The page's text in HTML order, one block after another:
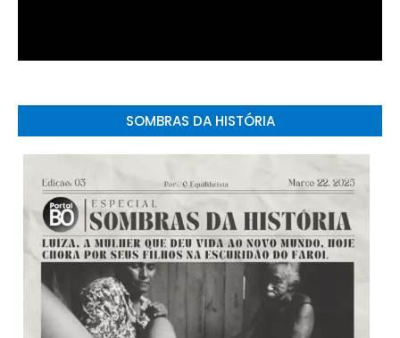
SOMBRAS DA HISTÓRIA